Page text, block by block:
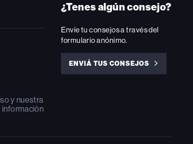
y nuestra
¿Tenes algún consejo?
Envíe tu consejos a través del
formulario anónimo.
ENVIÁ TUS CONSEJOS
ENVIÁ